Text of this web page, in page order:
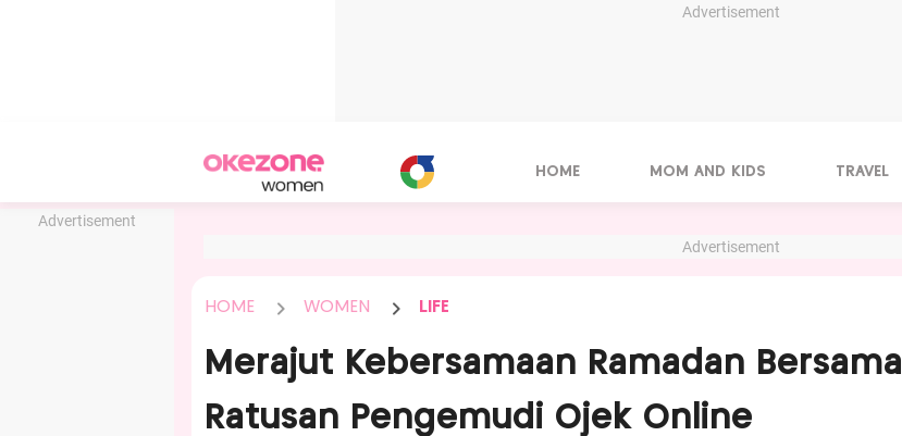
Advertisement
Advertisement
HOME MOM AND KIDS TRAVEL
Advertisement
HOME WOMEN LIFE
Merajut Kebersamaan Ramadan Bersama
Ratusan Pengemudi Ojek Online